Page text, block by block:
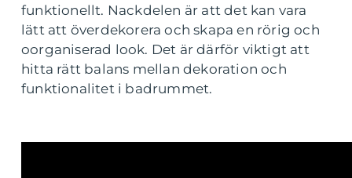
funktionellt. Nackdelen är att det kan vara
lätt att överdekorera och skapa en rörig och
oorganiserad look. Det är därför viktigt att
hitta rätt balans mellan dekoration och
funktionalitet i badrummet.